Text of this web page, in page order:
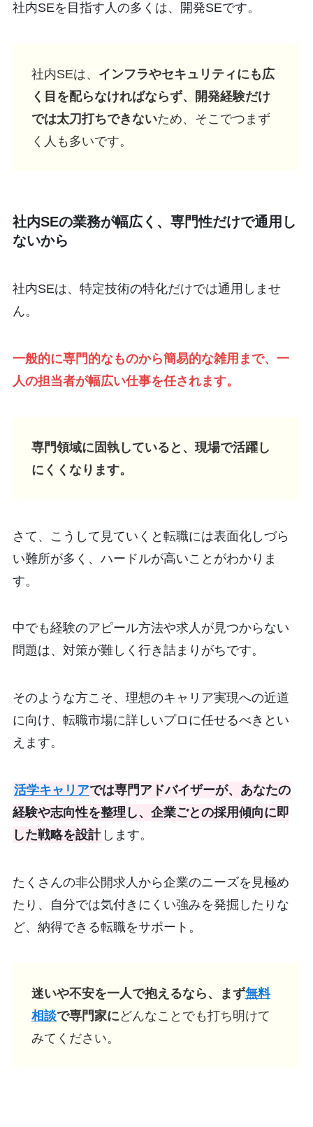
社内SEを目指す人の多くは、開発SEです。
社内SEは、 インフラやセキュリティにも広
く目を配らなければならず、開発経験だけ
では太刀打ちできないため、そこでつまず
く人も多いです。
社内SEの業務が幅広く、専門性だけで通用し
ないから
社内SEは、特定技術の特化だけでは通用しませ
ん。
一般的に専門的なものから簡易的な雑用まで、一
人の担当者が幅広い仕事を任されます。
専門領域に固執していると、現場で活躍し
にくくなります。
さて、こうして見ていくと転職には表面化しづら
い難所が多く、ハードルが高いことがわかりま
す。
中でも経験のアピール方法や求人が見つからない
問題は、対策が難しく行き詰まりがちです。
そのような方こそ、理想のキャリア実現への近道
に向け、転職市場に詳しいプロに任せるべきとい
えます。
活学キャリアでは専門アドバイザーが、あなたの
経験や志向性を整理し、企業ごとの採用傾向に即
した戦略を設計 します。
たくさんの非公開求人から企業のニーズを見極め
たり、自分では気付きにくい強みを発掘したりな
ど、納得できる転職をサポート。
迷いや不安を一人で抱えるなら、まず無料
相談で専門家に どんなことでも打ち明けて
みてください。